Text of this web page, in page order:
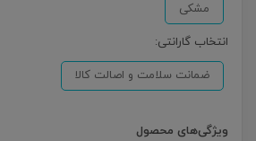
مشکی
انتخاب گارانتی:
ضمانت سلامت و اصالت کالا
ویژگی‌های محصول